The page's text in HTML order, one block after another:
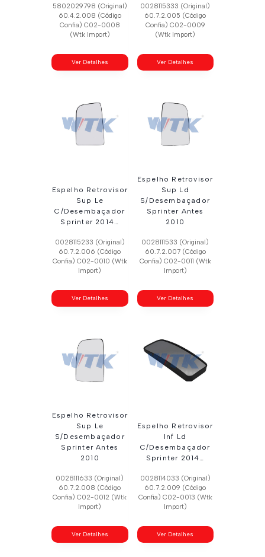
5802029798 (Original)
60.4.2.008 (Código
Confia) C02-0008
(Wtk Import)
Ver Detalhes
0028115333 (Original)
60.7.2.005 (Código
Confia) C02-0009
(Wtk Import)
Ver Detalhes
Espelho Retrovisor
Sup Le
C/Desembaçador
Sprinter 2014…
0028115233 (Original)
60.7.2.006 (Código
Confia) C02-0010 (Wtk
Import)
Ver Detalhes
Espelho Retrovisor
Sup Ld
S/Desembaçador
Sprinter Antes
2010
0028111533 (Original)
60.7.2.007 (Código
Confia) C02-0011 (Wtk
Import)
Ver Detalhes
Espelho Retrovisor
Sup Le
S/Desembaçador
Sprinter Antes
2010
0028111633 (Original)
60.7.2.008 (Código
Confia) C02-0012 (Wtk
Import)
Ver Detalhes
Espelho Retrovisor
Inf Ld
C/Desembaçador
Sprinter 2014…
0028114033 (Original)
60.7.2.009 (Código
Confia) C02-0013 (Wtk
Import)
Ver Detalhes